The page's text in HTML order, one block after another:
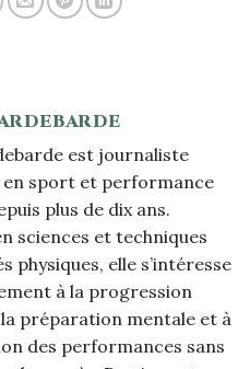
est journaliste
en sport et performance
plus de dix ans.
sciences et techniques
physiques, elle s’intéresse
à la progression
préparation mentale et à
des performances sans